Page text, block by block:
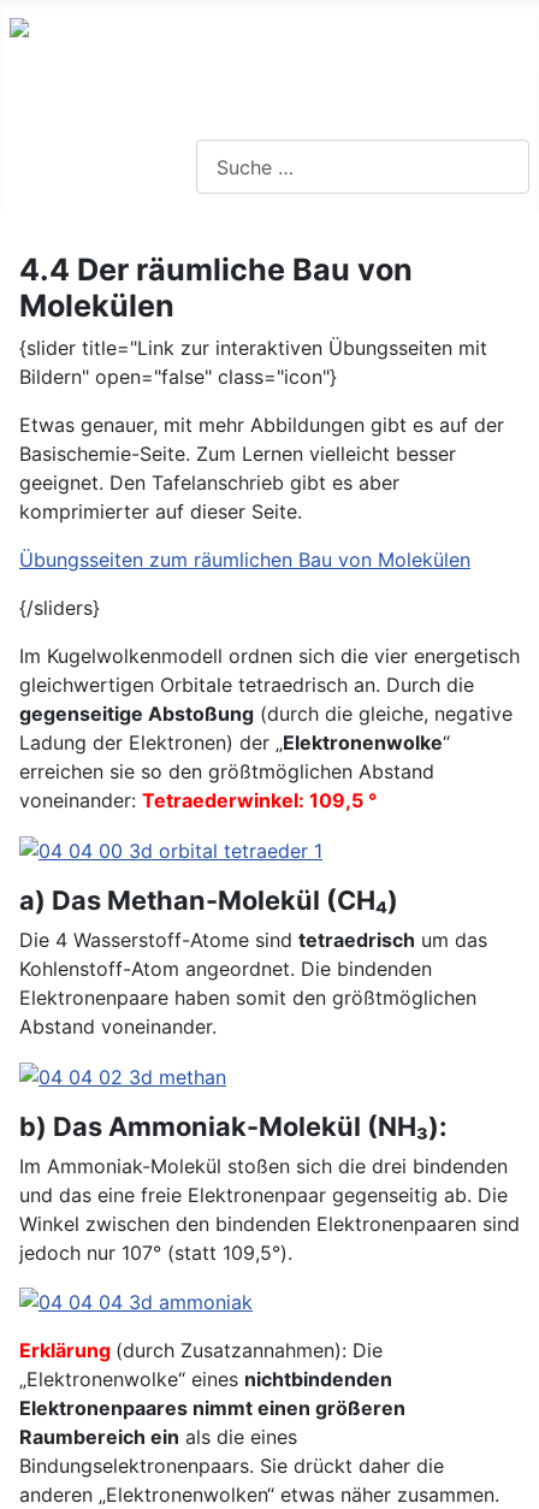
4.4 Der räumliche Bau von
Molekülen
{slider title="Link zur interaktiven Übungsseiten mit
Bildern" open="false" class="icon"}
Etwas genauer, mit mehr Abbildungen gibt es auf der
Basischemie-Seite. Zum Lernen vielleicht besser
geeignet. Den Tafelanschrieb gibt es aber
komprimierter auf dieser Seite.
Übungsseiten zum räumlichen Bau von Molekülen
{/sliders}
Im Kugelwolkenmodell ordnen sich die vier energetisch
gleichwertigen Orbitale tetraedrisch an. Durch die
gegenseitige Abstoßung (durch die gleiche, negative
Ladung der Elektronen) der „Elektronenwolke“
erreichen sie so den größtmöglichen Abstand
voneinander: Tetraederwinkel: 109,5 °
a) Das Methan-Molekül (CH₄)
Die 4 Wasserstoff-Atome sind tetraedrisch um das
Kohlenstoff-Atom angeordnet. Die bindenden
Elektronenpaare haben somit den größtmöglichen
Abstand voneinander.
b) Das Ammoniak-Molekül (NH₃):
Im Ammoniak-Molekül stoßen sich die drei bindenden
und das eine freie Elektronenpaar gegenseitig ab. Die
Winkel zwischen den bindenden Elektronenpaaren sind
jedoch nur 107° (statt 109,5°).
Erklärung (durch Zusatzannahmen): Die
„Elektronenwolke“ eines nichtbindenden
Elektronenpaares nimmt einen größeren
Raumbereich ein als die eines
Bindungselektronenpaars. Sie drückt daher die
anderen „Elektronenwolken“ etwas näher zusammen.